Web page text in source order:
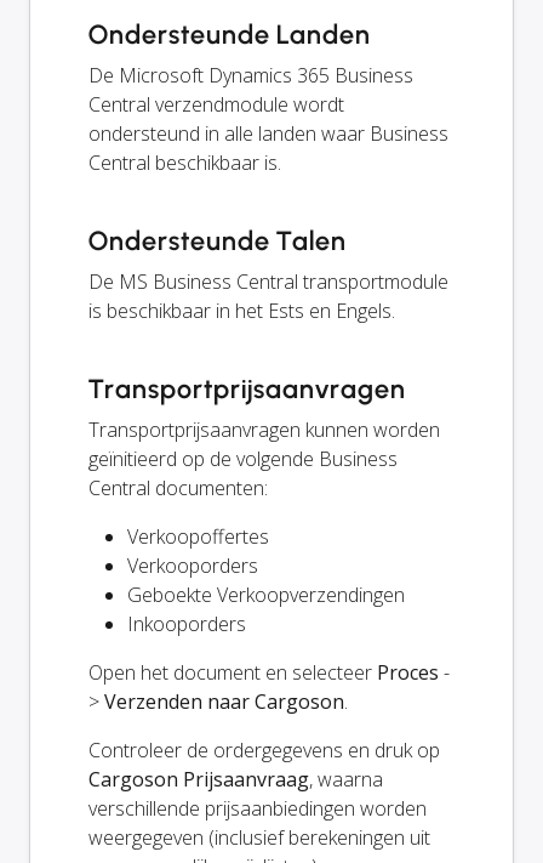
Ondersteunde Landen
De Microsoft Dynamics 365 Business
Central verzendmodule wordt
ondersteund in alle landen waar Business
Central beschikbaar is.
Ondersteunde Talen
De MS Business Central transportmodule
is beschikbaar in het Ests en Engels.
Transportprijsaanvragen
Transportprijsaanvragen kunnen worden
geïnitieerd op de volgende Business
Central documenten:
Verkoopoffertes
Verkooporders
Geboekte Verkoopverzendingen
Inkooporders
Open het document en selecteer Proces -
>Verzenden naar Cargoson.
Controleer de ordergegevens en druk op
Cargoson Prijsaanvraag, waarna
verschillende prijsaanbiedingen worden
weergegeven (inclusief berekeningen uit